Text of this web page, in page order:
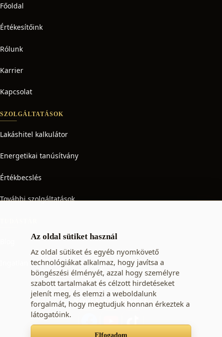
Az oldal sütiket használ
Az oldal sütiket és egyéb nyomkövető
technológiákat alkalmaz, hogy javítsa a
böngészési élményét, azzal hogy személyre
szabott tartalmakat és célzott hirdetéseket
jelenít meg, és elemzi a weboldalunk
forgalmát, hogy megtudjuk honnan érkeztek a
látogatóink.
Elfogadom
Főoldal
Értékesítőink
Rólunk
Karrier
Kapcsolat
SZOLGÁLTATÁSOK
Lakáshitel kalkulátor
Energetikai tanúsítvány
Értékbecslés
További szolgáltatások
Ingatlan adó
KÖVESSEN MINKET